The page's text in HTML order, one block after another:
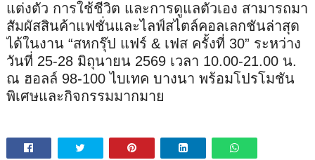
แต่งตัว การใช้ชีวิต และการดูแลตัวเอง สามารถมา
สัมผัสสินค้าแฟชั่นและไลฟ์สไตล์คอลเลกชันล่าสุด
ได้ในงาน “สหกรุ๊ป แฟร์ & เฟส ครั้งที่ 30” ระหว่าง
วันที่ 25-28มิถุนายน 2569 เวลา 10.00-21.00 น.
ณ ฮอลล์ 98-100ไบเทค บางนา พร้อมโปรโมชัน
พิเศษและกิจกรรมมากมาย